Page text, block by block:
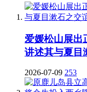
爱媛松山展出
讲述其与夏目
2026-07-09 253